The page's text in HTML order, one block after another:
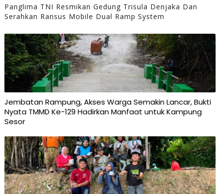
Panglima TNI Resmikan Gedung Trisula Denjaka Dan
Serahkan Ransus Mobile Dual Ramp System
Jembatan Rampung, Akses Warga Semakin Lancar, Bukti
Nyata TMMD Ke-129 Hadirkan Manfaat untuk Kampung
Sesor